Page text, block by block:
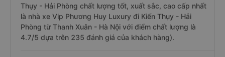
Thụy - Hải Phòng chất lượng tốt, xuất sắc, cao cấp nhất
là nhà xe Vip Phương Huy Luxury đi Kiến Thụy - Hải
Phòng từ Thanh Xuân - Hà Nội với điểm chất lượng là
4.7/5 dựa trên 235 đánh giá của khách hàng).